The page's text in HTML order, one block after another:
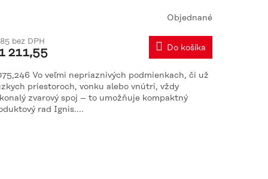
Objednané
bez DPH
211,55 Do košíka
Vo veľmi nepriaznivých podmienkach, či už
priestoroch, vonku alebo vnútri, vždy
zvarový spoj – to umožňuje kompaktný
rad Ignis....